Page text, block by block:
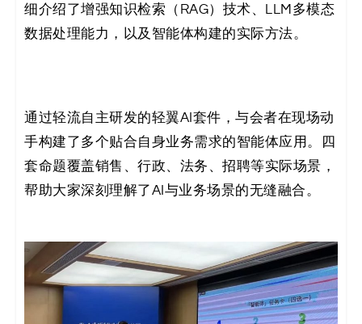
细介绍了增强知识检索（RAG）技术、LLM多模态
数据处理能力，以及智能体构建的实际方法。
通过轻流自主研发的轻翼AI套件，与会者在现场动
手构建了多个贴合自身业务需求的智能体应用。四
套命题覆盖销售、行政、法务、招聘等实际场景，
帮助大家深刻理解了AI与业务场景的无缝融合。